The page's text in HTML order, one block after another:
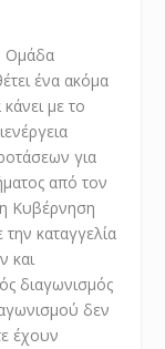
Ομάδα
ένα ακόμα
με το
για
από τον
Κυβέρνηση
καταγγελία
και
διαγωνισμός
δεν
έχουν